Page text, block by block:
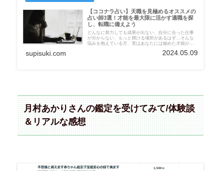
【ココナラ占い】天職を見極めるオススメの
占い師3選！才能を最大限に活かす適職を探
し、転職に備えよう
どんなに努力しても成果が出ない、自分に合った仕事
が分からない、もっと輝ける場所があるはず…そんな
悩みを抱えている方、実はあなたには秘めた才能が眠
なたの才能を最大限に活かせる天職を見極め、仕事を
supisuki.com 2024.05.09
月村あかりさんの鑑定を受けてみて/体験談
＆リアルな感想